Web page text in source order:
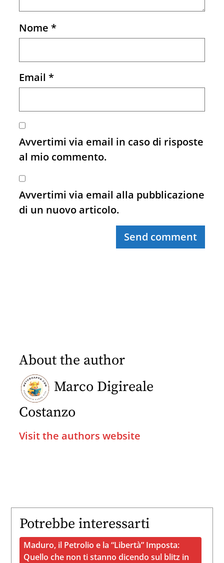
Nome*
Email*
Avvertimi via email in caso di risposte
al mio commento.
Avvertimi via email alla pubblicazione
di un nuovo articolo.
Send comment
About the author
Marco Digireale
Costanzo
Visit the authors website
Potrebbe interessarti
Maduro, il Petrolio e la “Libertà” Imposta:
Quello che non ti stanno dicendo sul blitz in